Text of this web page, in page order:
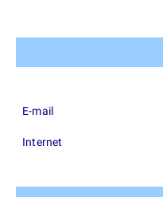
E-mail
Internet